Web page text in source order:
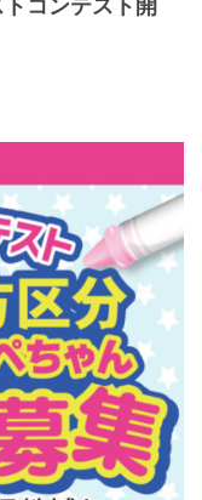
コンテスト開